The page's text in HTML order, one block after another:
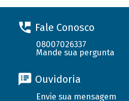
Fale Conosco
08007026337
Mande sua pergunta
Ouvidoria
Envie sua mensagem